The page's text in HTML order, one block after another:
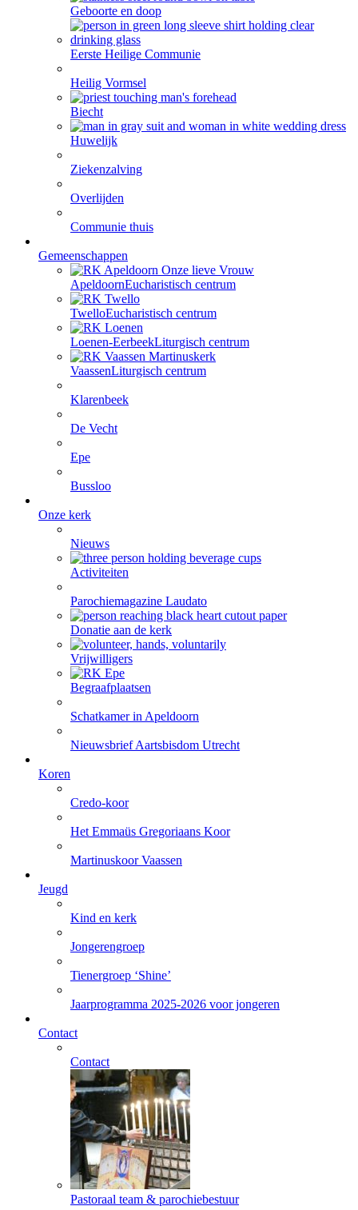
Geboorte en doop
Eerste Heilige Communie
Heilig Vormsel
Biecht
Huwelijk
Ziekenzalving
Overlijden
Communie thuis
Gemeenschappen
ApeldoornEucharistisch centrum
TwelloEucharistisch centrum
Loenen-EerbeekLiturgisch centrum
VaassenLiturgisch centrum
Klarenbeek
De Vecht
Epe
Bussloo
Onze kerk
Nieuws
Activiteiten
Parochiemagazine Laudato
Donatie aan de kerk
Vrijwilligers
Begraafplaatsen
Schatkamer in Apeldoorn
Nieuwsbrief Aartsbisdom Utrecht
Koren
Credo-koor
Het Emmaüs Gregoriaans Koor
Martinuskoor Vaassen
Jeugd
Kind en kerk
Jongerengroep
Tienergroep ‘Shine’
Jaarprogramma 2025-2026 voor jongeren
Contact
Contact
Pastoraal team & parochiebestuur